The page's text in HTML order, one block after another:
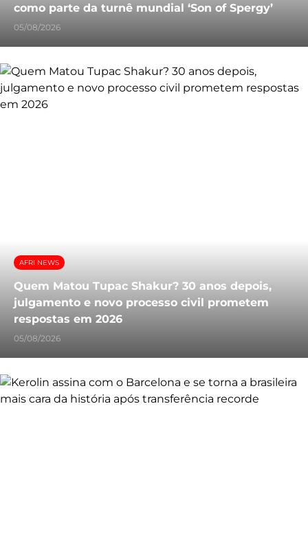
como parte da turnê mundial ‘Son of Spergy’
05/08/2026
AFRI NEWS
Quem Matou Tupac Shakur? 30 anos depois,
julgamento e novo processo civil prometem
respostas em 2026
05/08/2026